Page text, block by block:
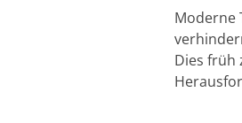
Moderne
Dies früh